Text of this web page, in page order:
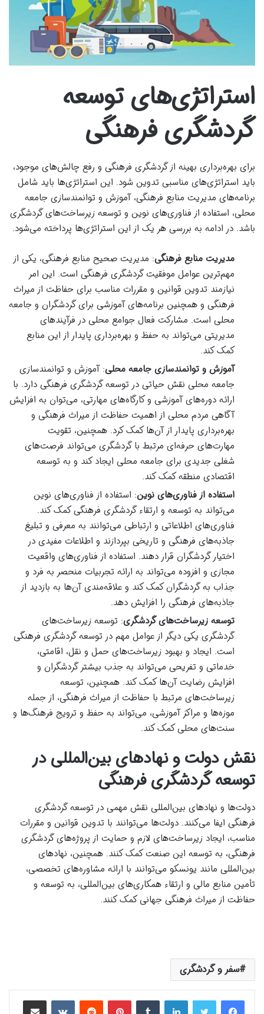
استراتژی‌های توسعه
گردشگری فرهنگی
برای بهره‌برداری بهینه از گردشگری فرهنگی و رفع چالش‌های موجود،
باید استراتژی‌های مناسبی تدوین شود. این استراتژی‌ها باید شامل
برنامه‌های مدیریت منابع فرهنگی، آموزش و توانمندسازی جامعه
محلی، استفاده از فناوری‌های نوین و توسعه زیرساخت‌های گردشگری
باشد. در ادامه به بررسی هر یک از این استراتژی‌ها پرداخته می‌شود.
مدیریت منابع فرهنگی: مدیریت صحیح منابع فرهنگی، یکی از
مهم‌ترین عوامل موفقیت گردشگری فرهنگی است. این امر
نیازمند تدوین قوانین و مقررات مناسب برای حفاظت از میراث
فرهنگی و همچنین برنامه‌های آموزشی برای گردشگران و جامعه
محلی است. مشارکت فعال جوامع محلی در فرآیندهای
مدیریتی می‌تواند به حفظ و بهره‌برداری پایدار از این منابع
کمک کند.
آموزش و توانمندسازی جامعه محلی: آموزش و توانمندسازی
جامعه محلی نقش حیاتی در توسعه گردشگری فرهنگی دارد. با
ارائه دوره‌های آموزشی و کارگاه‌های مهارتی، می‌توان به افزایش
آگاهی مردم محلی از اهمیت حفاظت از میراث فرهنگی و
بهره‌برداری پایدار از آن‌ها کمک کرد. همچنین، تقویت
مهارت‌های حرفه‌ای مرتبط با گردشگری می‌تواند فرصت‌های
شغلی جدیدی برای جامعه محلی ایجاد کند و به توسعه
اقتصادی منطقه کمک کند.
استفاده از فناوری‌های نوین: استفاده از فناوری‌های نوین
می‌تواند به توسعه و ارتقاء گردشگری فرهنگی کمک کند.
فناوری‌های اطلاعاتی و ارتباطی می‌توانند به معرفی و تبلیغ
جاذبه‌های فرهنگی و تاریخی بپردازند و اطلاعات مفیدی در
اختیار گردشگران قرار دهند. استفاده از فناوری‌های واقعیت
مجازی و افزوده می‌تواند به ارائه تجربیات منحصر به فرد و
جذاب به گردشگران کمک کند و علاقه‌مندی آن‌ها به بازدید از
جاذبه‌های فرهنگی را افزایش دهد.
توسعه زیرساخت‌های گردشگری: توسعه زیرساخت‌های
گردشگری یکی دیگر از عوامل مهم در توسعه گردشگری فرهنگی
است. ایجاد و بهبود زیرساخت‌های حمل و نقل، اقامتی،
خدماتی و تفریحی می‌تواند به جذب بیشتر گردشگران و
افزایش رضایت آن‌ها کمک کند. همچنین، توسعه
زیرساخت‌های مرتبط با حفاظت از میراث فرهنگی، از جمله
موزه‌ها و مراکز آموزشی، می‌تواند به حفظ و ترویج فرهنگ‌ها و
سنت‌های محلی کمک کند.
نقش دولت و نهادهای بین‌المللی در
توسعه گردشگری فرهنگی
دولت‌ها و نهادهای بین‌المللی نقش مهمی در توسعه گردشگری
فرهنگی ایفا می‌کنند. دولت‌ها می‌توانند با تدوین قوانین و مقررات
مناسب، ایجاد زیرساخت‌های لازم و حمایت از پروژه‌های گردشگری
فرهنگی، به توسعه این صنعت کمک کنند. همچنین، نهادهای
بین‌المللی مانند یونسکو می‌توانند با ارائه مشاوره‌های تخصصی،
تأمین منابع مالی و ارتقاء همکاری‌های بین‌المللی، به توسعه و
حفاظت از میراث فرهنگی جهانی کمک کنند.
سفر و گردشگری
لینکدین ‫پین‌ترست ‫رددیت